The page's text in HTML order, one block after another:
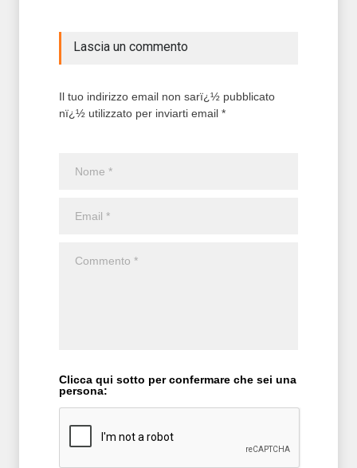
Lascia un commento
Il tuo indirizzo email non sarï¿½ pubblicato
nï¿½ utilizzato per inviarti email *
Clicca qui sotto per confermare che sei una
persona: